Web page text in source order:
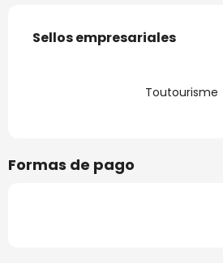
Sellos empresariales
Sellos empresariales
Toutourisme
Formas de pago